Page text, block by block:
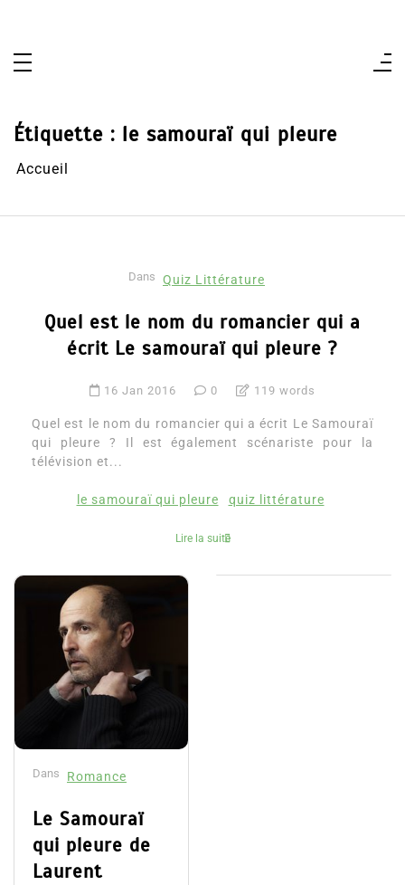
Étiquette : le samouraï qui pleure
Accueil
Dans Quiz Littérature
Quel est le nom du romancier qui a
écrit Le samouraï qui pleure ?
16 Jan 2016 0 119 words
Quel est le nom du romancier qui a écrit Le Samouraï
qui pleure ? Il est également scénariste pour la
télévision et...
le samouraï qui pleure quiz littérature
Lire la suite
Dans Romance
Le Samouraï
qui pleure de
Laurent